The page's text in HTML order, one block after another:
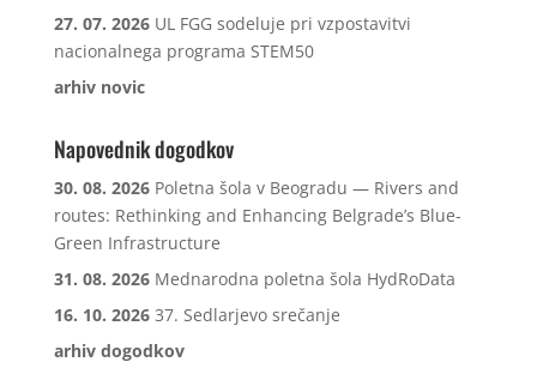
27. 07. 2026 UL FGG sodeluje pri vzpostavitvi
nacionalnega programa STEM50
arhiv novic
Napovednik dogodkov
30. 08. 2026 Poletna šola v Beogradu — Rivers and
routes: Rethinking and Enhancing Belgrade’s Blue-
Green Infrastructure
31. 08. 2026 Mednarodna poletna šola HydRoData
16. 10. 2026 37. Sedlarjevo srečanje
arhiv dogodkov